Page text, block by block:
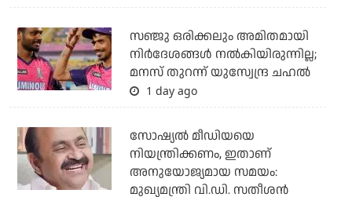
സഞ്ജു ഒരിക്കലും അമിതമായി
നിര്‍ദേശങ്ങള്‍ നല്‍കിയിരുന്നില്ല;
മനസ് തുറന്ന് യുസ്വേന്ദ്ര ചഹല്‍
1 day ago
സോഷ്യല്‍ മീഡിയയെ
നിയന്ത്രിക്കണം, ഇതാണ്
അനുയോജ്യമായ സമയം:
മുഖ്യമന്ത്രി വി.ഡി. സതീശന്‍